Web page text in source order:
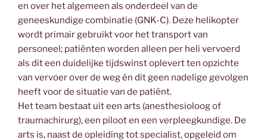
en over het algemeen als onderdeel van de
geneeskundige combinatie (GNK-C). Deze helikopter
wordt primair gebruikt voor het transport van
personeel; patiënten worden alleen per heli vervoerd
als dit een duidelijke tijdswinst oplevert ten opzichte
van vervoer over de weg én dit geen nadelige gevolgen
heeft voor de situatie van de patiënt.
Het team bestaat uit een arts (anesthesioloog of
traumachirurg), een piloot en een verpleegkundige. De
arts is, naast de opleiding tot specialist, opgeleid om